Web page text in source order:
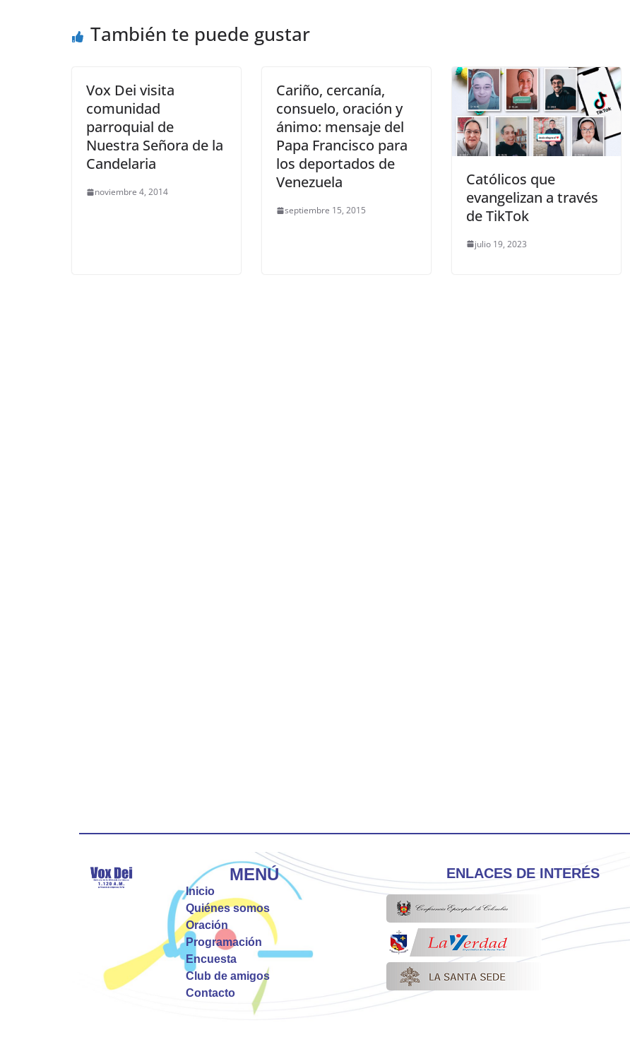
También te puede gustar
Vox Dei visita
comunidad
parroquial de
Nuestra Señora de la
Candelaria
noviembre 4, 2014
Cariño, cercanía,
consuelo, oración y
ánimo: mensaje del
Papa Francisco para
los deportados de
Venezuela
septiembre 15, 2015
Católicos que
evangelizan a través
de TikTok
julio 19, 2023
MENÚ
Inicio
Quiénes somos
Oración
Programación
Encuesta
Club de amigos
Contacto
ENLACES DE INTERÉS